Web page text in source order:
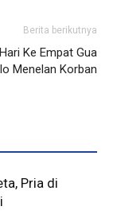
Berita berikutnya
Ke Empat Gua
Menelan Korban
Pria di